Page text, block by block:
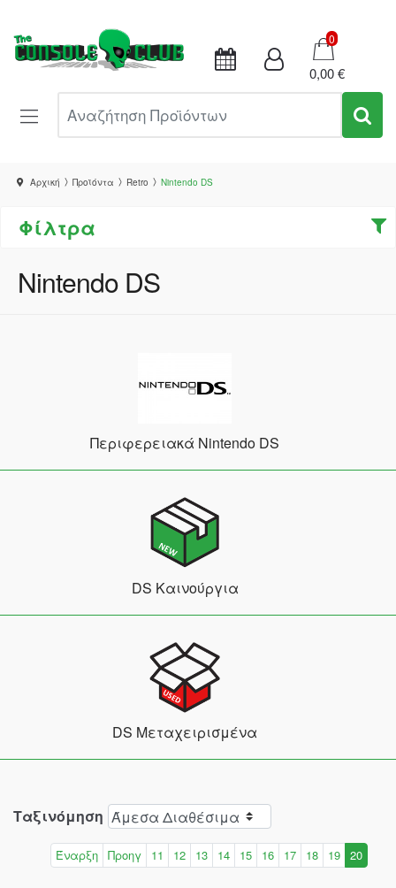
Καλάθι
0
0,00 €
Αρχική Προϊόντα Retro Nintendo DS
Φίλτρα
Nintendo DS
Περιφερειακά Nintendo DS
DS Καινούργια
DS Μεταχειρισμένα
Ταξινόμηση
Έναρξη Προηγ 11 12 13 14 15 16 17 18 19 20